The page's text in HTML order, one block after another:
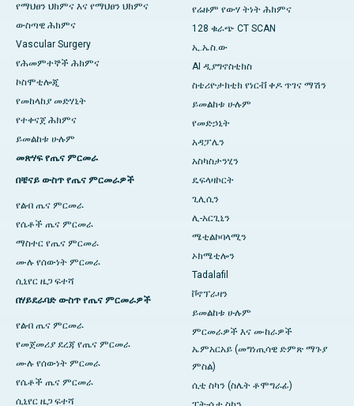
የማህፀን ህክምና እና የማህፀን ህክምና
ውስጣዊ ሕክምና
Vascular Surgery
የሕመምተኞች ሕክምና
ኮስሞቲሎጂ
የመከላከያ መድሃኒት
የተቀናጀ ሕክምና
ይመልከቱ ሁሉም
መጽሃፍ የጤና ምርመራ
በቼናይ ውስጥ የጤና ምርመራዎች
የልብ ጤና ምርመራ
የሴቶች ጤና ምርመራ
ማስተር የጤና ምርመራ
ሙሉ የሰውነት ምርመራ
ሲኒየር ዜጋ ፍተሻ
በሃይደራባድ ውስጥ የጤና ምርመራዎች
የልብ ጤና ምርመራ
የመጀመሪያ ደረጃ የጤና ምርመራ
ሙሉ የሰውነት ምርመራ
የሴቶች ጤና ምርመራ
ሲኒየር ዜጋ ፍተሻ
የሬዙም የውሃ ትነት ሕክምና
128 ቁራጭ CT SCAN
ኢ.ኤስ.ው
AI ዲያግኖስቲክስ
ስቴሪዮታክቲክ የነርቭ ቀዶ ጥገና ማሽን
ይመልከቱ ሁሉም
የመድኃኒት
አዳፓሌን
አስካስታንሂን
ዴፍላዛኮርት
ጊሊሲን
ሊ-አርጊኒን
ሜቲልኮባላሚን
ኦክሜቲሎን
Tadalafil
ቮኖፕራዛን
ይመልከቱ ሁሉም
ምርመራዎች እና ሙከራዎች
ኤምአርአይ (መግነጢሳዊ ድምጽ ማጉያ
ምስል)
ሲቲ ስካን (ስሌት ቶሞግራፊ)